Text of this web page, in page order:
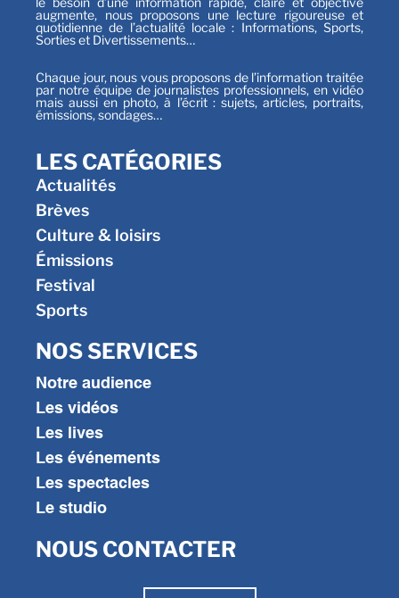
augmente, nous proposons une lecture rigoureuse et
quotidienne de l’actualité locale : Informations, Sports,
Sorties et Divertissements…
Chaque jour, nous vous proposons de l’information traitée
par notre équipe de journalistes professionnels, en vidéo
mais aussi en photo, à l’écrit : sujets, articles, portraits,
émissions, sondages…
LES CATÉGORIES
Actualités
Brèves
Culture & loisirs
Émissions
Festival
Sports
NOS SERVICES
Notre audience
Les vidéos
Les lives
Les événements
Les spectacles
Le studio
NOUS CONTACTER